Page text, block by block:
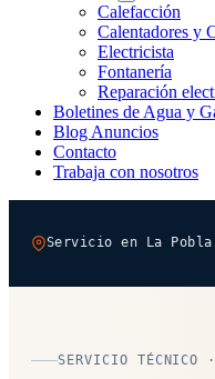
Calefacción
Calentadores y
Electricista
Fontanería
Reparación
Boletines de Agua y
Blog Anuncios
Contacto
Trabaja con nosotros
Servicio en La
SERVICIO TÉCNICO